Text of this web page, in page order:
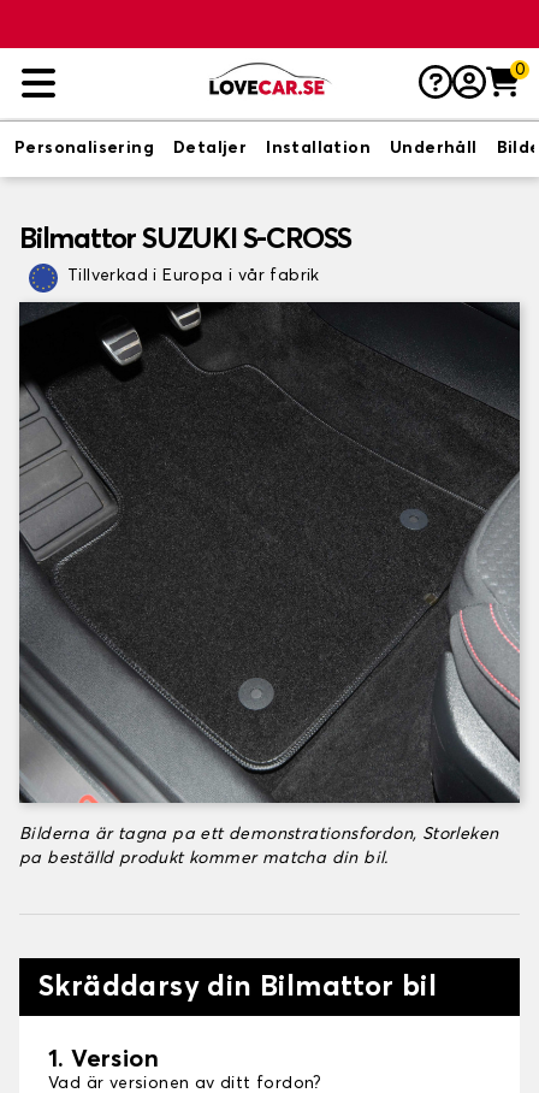
0
Personalisering Detaljer Installation Underhåll
Bilmattor SUZUKI S-CROSS
Tillverkad i Europa i vår fabrik
Bilderna är tagna pa ett demonstrationsfordon, Storleken
pa beställd produkt kommer matcha din bil.
Skräddarsy din Bilmattor bil
1. Version
Vad är versionen av ditt fordon?